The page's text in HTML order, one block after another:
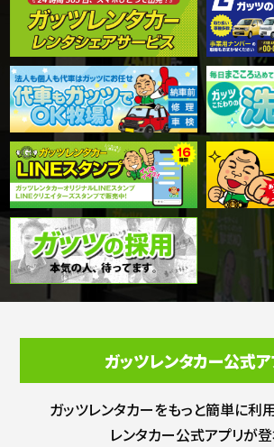
ガッツレンタカー公式ア
ガッツレンタカーをもっと簡単に利
レンタカー公式アプリが登